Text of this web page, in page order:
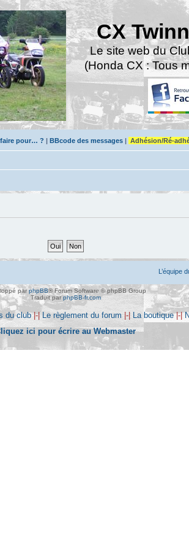
CX
Le site web du
(Honda CX : Tous
pour… ? | BBcode des messages | Adhésion/Ré-
L’équipe
parphpBB® Forum Software © phpBB Group
Traduit parphpBB-fr.com
du club|-| Le règlement du forum |-| La boutique|-|
ici pour écrire au Webmaster